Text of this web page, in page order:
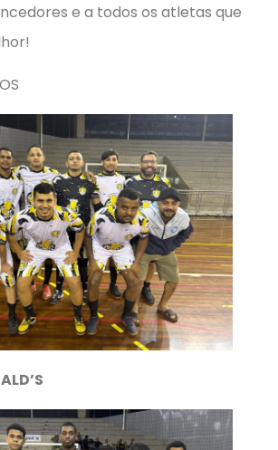
e a todos os atletas que